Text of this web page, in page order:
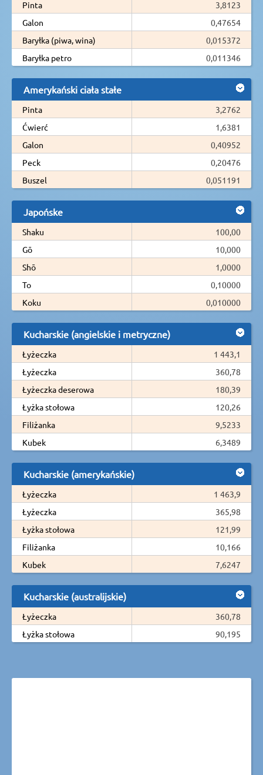
Pinta
3,8123
Galon
0,47654
Baryłka (piwa, wina)
0,015372
Baryłka petro
0,011346
Amerykański ciała stałe
Pinta
3,2762
Ćwierć
1,6381
Galon
0,40952
Peck
0,20476
Buszel
0,051191
Japońske
Shaku
100,00
Gō
10,000
Shō
1,0000
To
0,10000
Koku
0,010000
Kucharskie (angielskie i metryczne)
Łyżeczka
1 443,1
Łyżeczka
360,78
Łyżeczka deserowa
180,39
Łyżka stołowa
120,26
Filiżanka
9,5233
Kubek
6,3489
Kucharskie (amerykańskie)
Łyżeczka
1 463,9
Łyżeczka
365,98
Łyżka stołowa
121,99
Filiżanka
10,166
Kubek
7,6247
Kucharskie (australijskie)
Łyżeczka
360,78
Łyżka stołowa
90,195